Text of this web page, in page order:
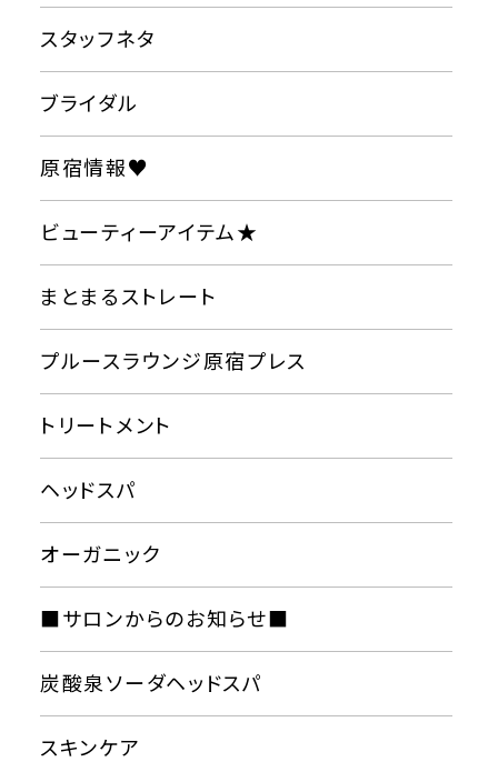
スタッフネタ
ブライダル
原宿情報♥
ビューティーアイテム★
まとまるストレート
プルースラウンジ原宿プレス
トリートメント
ヘッドスパ
オーガニック
■サロンからのお知らせ■
炭酸泉ソーダヘッドスパ
スキンケア